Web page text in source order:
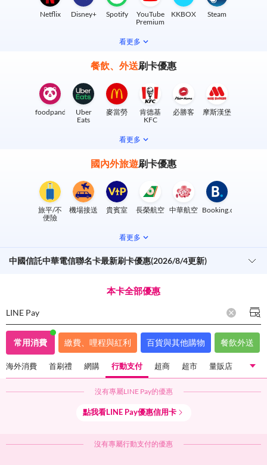
Netflix Disney+ Spotify
YouTube
Premium
KKBOX Steam
看更多
餐飲、外送刷卡優惠
foodpanda
Uber
Eats
麥當勞
肯德基
KFC
必勝客 摩斯漢堡
看更多
國內外旅遊刷卡優惠
旅平/不
便險
機場接送 貴賓室 長榮航空 中華航空 Booking.com
看更多
中國信託中華電信聯名卡最新刷卡優惠(2026/8/4更新)
本卡全部優惠
LINE Pay
常用消費 繳費、哩程與紅利 百貨與其他購物 餐飲外送
國內一般消費 海外消費 首刷禮 網購 行動支付
量販店
海外消費 首刷禮 網購 行動支付 超商 超市 量販店
沒有專屬LINE Pay的優惠
點我看LINE Pay優惠信用卡
沒有專屬行動支付的優惠